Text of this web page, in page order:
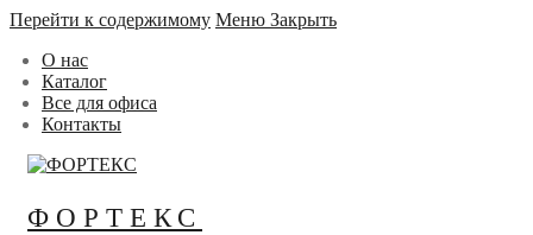
Перейти к содержимому Меню Закрыть
О нас
Каталог
Все для офиса
Контакты
ФОРТЕКС